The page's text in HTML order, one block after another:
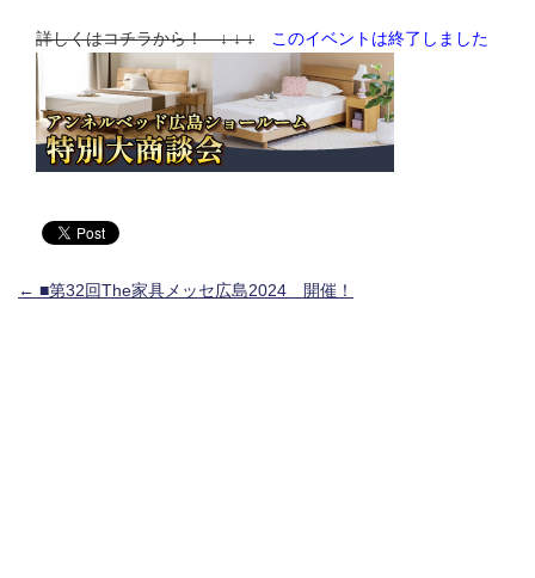
詳しくはコチラから！ ↓ ↓ ↓ このイベントは終了しました
投稿ナビゲーション
← ■第32回The家具メッセ広島2024 開催！